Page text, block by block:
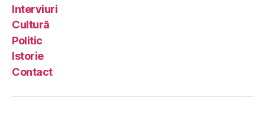
Interviuri
Cultură
Politic
Istorie
Contact